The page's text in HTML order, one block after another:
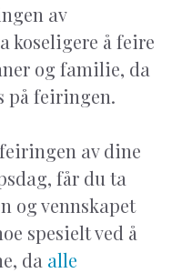
av
koseligere å feire
og familie, da
på feiringen.
av dine
får du ta
og vennskapet
spesielt ved å
da alle